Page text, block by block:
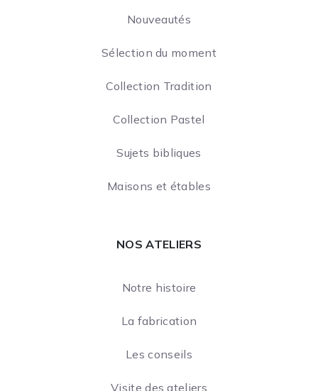
Nouveautés
Sélection du moment
Collection Tradition
Collection Pastel
Sujets bibliques
Maisons et étables
NOS ATELIERS
Notre histoire
La fabrication
Les conseils
Visite des ateliers